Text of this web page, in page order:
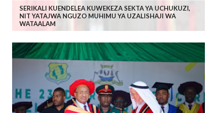
SERIKALI KUENDELEA KUWEKEZA SEKTA YA UCHUKUZI,
NIT YATAJWA NGUZO MUHIMU YA UZALISHAJI WA
WATAALAM